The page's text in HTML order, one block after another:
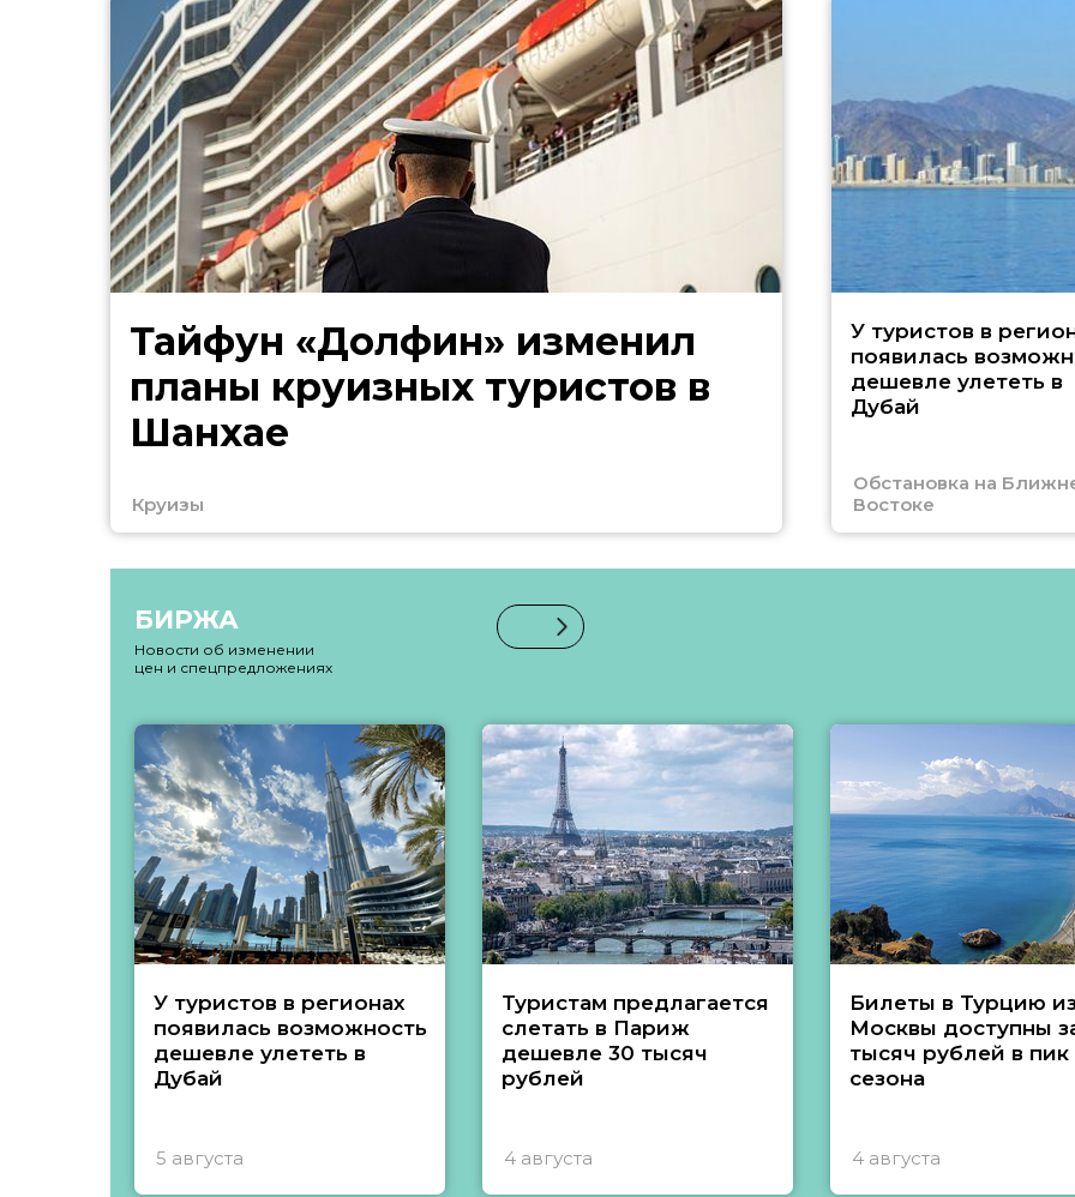
Тайфун «Долфин» изменил
планы круизных туристов в
Шанхае
Круизы
У туристов в
появилась
дешевле улететь в
Дубай
Обстановка на
Востоке
БИРЖА
Новости об изменении
цен и спецпредложениях
У туристов в регионах
появилась возможность
дешевле улететь в
Дубай
5 августа
Туристам предлагается
слетать в Париж
дешевле 30 тысяч
рублей
4 августа
Билеты в Турцию из
Москвы доступны
тысяч рублей в пик
сезона
4 августа